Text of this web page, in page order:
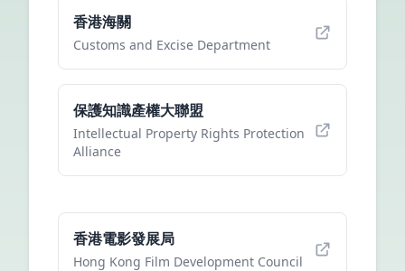
香港海關
Customs and Excise Department
保護知識產權大聯盟
Intellectual Property Rights Protection
Alliance
香港電影發展局
Hong Kong Film Development Council